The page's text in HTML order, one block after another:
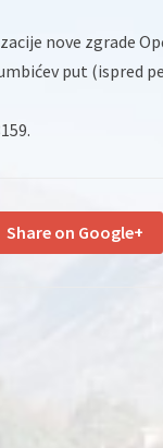
nove zgrade
put (ispred
Share on Google+